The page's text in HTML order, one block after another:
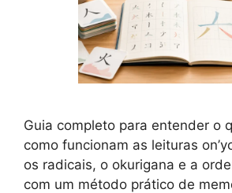
Guia completo para entender o
como funcionam as leituras
os radicais, o okurigana e a
com um método prático de